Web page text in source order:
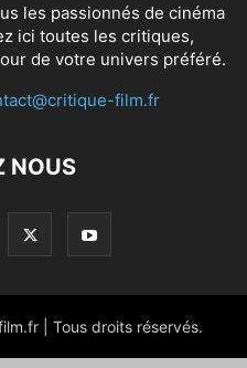
les passionnés de cinéma
ici toutes les critiques,
de votre univers préféré.
film.fr
NOUS
| Tous droits réservés.